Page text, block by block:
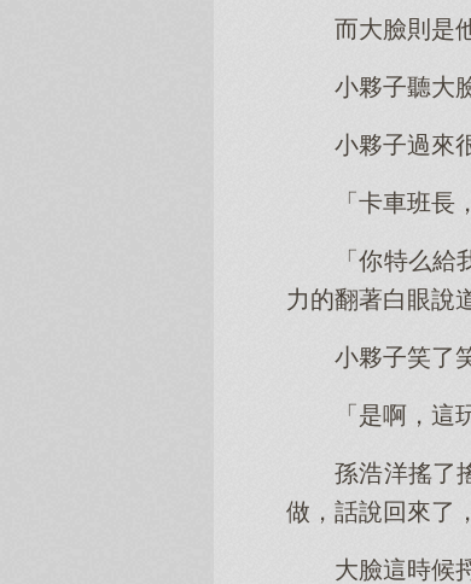
而大臉則是
小夥子聽大
小夥子過來
「卡車班長
「你特么
力的翻著白眼說
小夥子笑了
「是啊，
孫浩洋搖了
做，話說回來了
大臉這時候